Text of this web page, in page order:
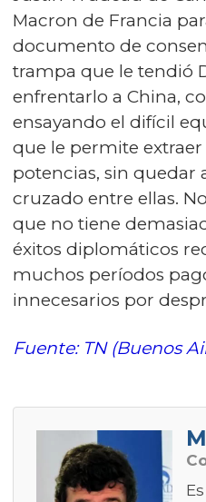
Macron de Francia
documento de
trampa que le tendió
enfrentarlo a China,
ensayando el difícil
que le permite
potencias, sin quedar
cruzado entre ellas.
que no tiene
éxitos diplomáticos
muchos períodos
innecesarios por
Fuente: TN (Buenos